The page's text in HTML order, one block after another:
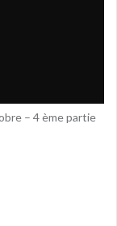
– 4 ème partie